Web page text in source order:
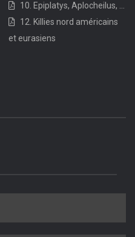
10. Epiplatys, Aplocheilus, ...
12. Killies nord américains
et eurasiens